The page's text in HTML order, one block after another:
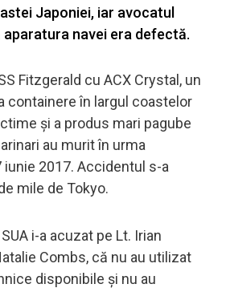
Japoniei, iar avocatul
navei era defectă.
Fitzgerald cu ACX Crystal, un
containere în largul coastelor
și a produs mari pagube
au murit în urma
2017. Accidentul s-a
mile de Tokyo.
i-a acuzat pe Lt. Irian
Combs, că nu au utilizat
disponibile și nu au